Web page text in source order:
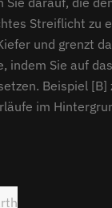
Streiflicht zu
und grenzt
indem Sie auf
Beispiel
im